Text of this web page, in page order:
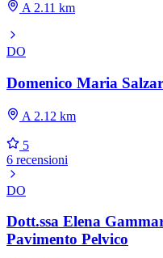
A 2.11 km
DO
Domenico Maria
A 2.12 km
5
6 recensioni
DO
Dott.ssa Elena
Pavimento Pelvico